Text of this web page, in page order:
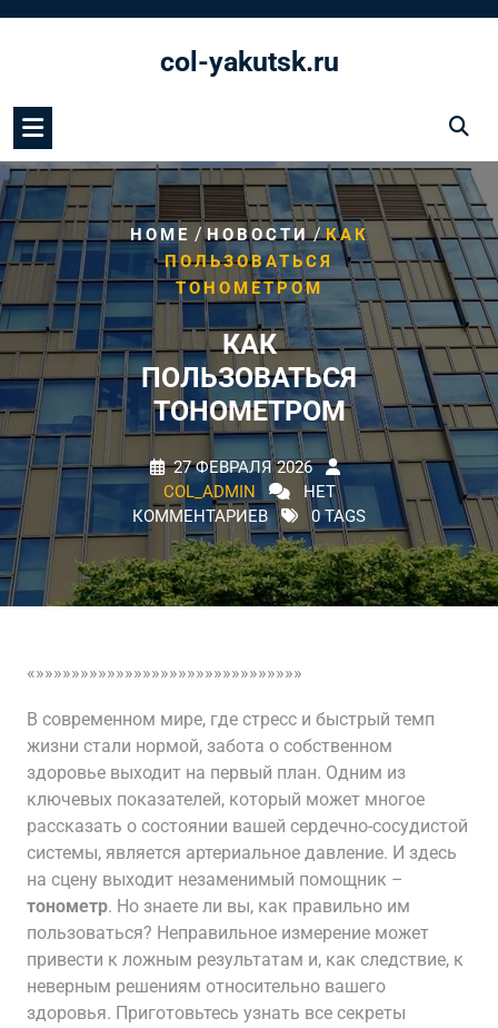
col-yakutsk.ru
HOME /НОВОСТИ/КАК
ПОЛЬЗОВАТЬСЯ
ТОНОМЕТРОМ
КАК
ПОЛЬЗОВАТЬСЯ
ТОНОМЕТРОМ
27 ФЕВРАЛЯ 2026
COL_ADMIN
НЕТ
КОММЕНТАРИЕВ
0 TAGS
«»»»»»»»»»»»»»»»»»»»»»»»»»»»»»»
В современном мире, где стресс и быстрый темп
жизни стали нормой, забота о собственном
здоровье выходит на первый план. Одним из
ключевых показателей, который может многое
рассказать о состоянии вашей сердечно-сосудистой
системы, является артериальное давление. И здесь
на сцену выходит незаменимый помощник –
тонометр. Но знаете ли вы, как правильно им
пользоваться? Неправильное измерение может
привести к ложным результатам и, как следствие, к
неверным решениям относительно вашего
здоровья. Приготовьтесь узнать все секреты